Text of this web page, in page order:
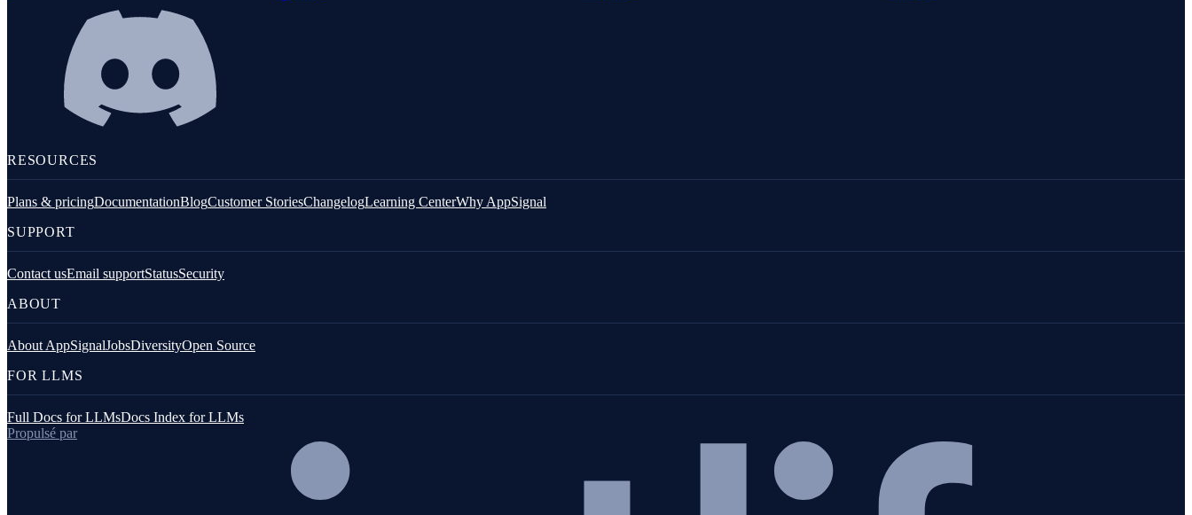
Aperçu
Prérequis
Installation PHP
Métriques personnalisées
Logging
Laravel
Monolog
RESOURCES
Plans & pricingDocumentationBlogCustomer StoriesChangelogLearning CenterWhy AppSignal
SUPPORT
Contact usEmail supportStatusSecurity
ABOUT
About AppSignalJobsDiversityOpen Source
FOR LLMS
Full Docs for LLMsDocs Index for LLMs
Propulsé par